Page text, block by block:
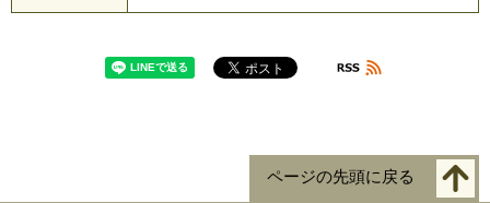
ページの先頭に戻る